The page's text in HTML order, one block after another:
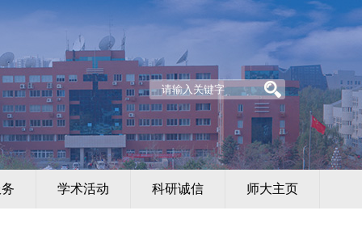
学术活动 科研诚信 师大主页